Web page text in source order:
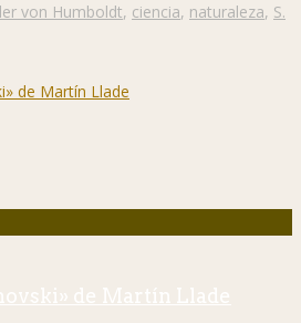
von Humboldt, ciencia, naturaleza, S.
de Martín Llade